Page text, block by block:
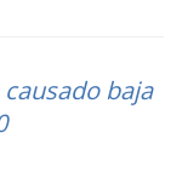
baja